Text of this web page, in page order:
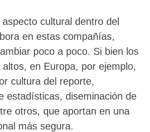
cultural dentro del
en estas compañías,
poco a poco. Si bien los
en Europa, por ejemplo,
cultura del reporte,
estadísticas, diseminación de
otros, que aportan en una
más segura.